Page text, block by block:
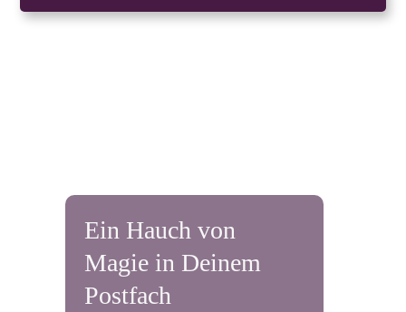
Ein Hauch von
Magie in Deinem
Postfach